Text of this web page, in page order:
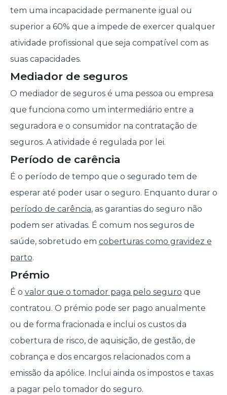
tem uma incapacidade permanente igual ou
superior a 60% que a impede de exercer qualquer
atividade profissional que seja compatível com as
suas capacidades.
Mediador de seguros
O mediador de seguros é uma pessoa ou empresa
que funciona como um intermediário entre a
seguradora e o consumidor na contratação de
seguros. A atividade é regulada por lei.
Período de carência
É o período de tempo que o segurado tem de
esperar até poder usar o seguro. Enquanto durar o
período de carência, as garantias do seguro não
podem ser ativadas. É comum nos seguros de
saúde, sobretudo em coberturas como gravidez e
parto.
Prémio
É o valor que o tomador paga pelo seguro que
contratou. O prémio pode ser pago anualmente
ou de forma fracionada e inclui os custos da
cobertura de risco, de aquisição, de gestão, de
cobrança e dos encargos relacionados com a
emissão da apólice. Inclui ainda os impostos e taxas
a pagar pelo tomador do seguro.